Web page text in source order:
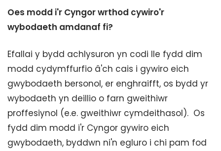
Oes modd i'r Cyngor wrthod cywiro'r
wybodaeth amdanaf fi?
Efallai y bydd achlysuron yn codi lle fydd dim
modd cydymffurfio â'ch cais i gywiro eich
gwybodaeth bersonol, er enghraifft, os bydd yr
wybodaeth yn deillio o farn gweithiwr
proffesiynol (e.e. gweithiwr cymdeithasol). Os
fydd dim modd i'r Cyngor gywiro eich
gwybodaeth, byddwn ni'n egluro i chi pam fod